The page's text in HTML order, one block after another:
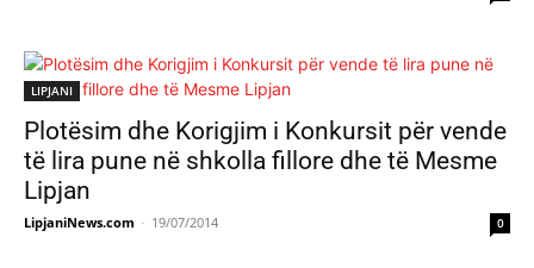
LIPJANI
Plotësim dhe Korigjim i Konkursit për vende
të lira pune në shkolla fillore dhe të Mesme
Lipjan
LipjaniNews.com - 19/07/2014 0